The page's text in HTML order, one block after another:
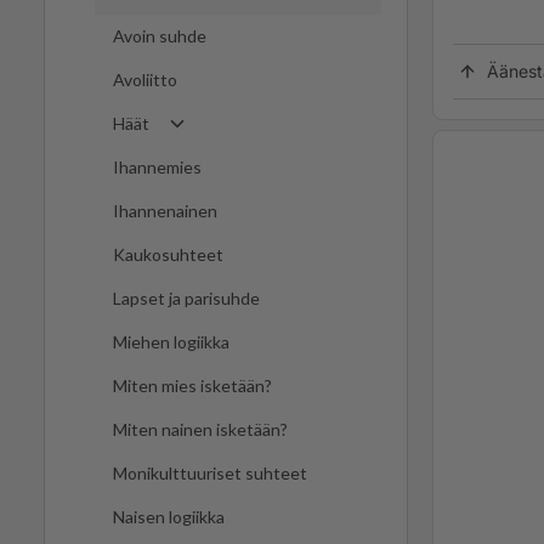
Avoin suhde
Avoliitto
Häät
Ihannemies
Ihannenainen
Kaukosuhteet
Lapset ja parisuhde
Miehen logiikka
Miten mies isketään?
Miten nainen isketään?
Monikulttuuriset suhteet
Naisen logiikka